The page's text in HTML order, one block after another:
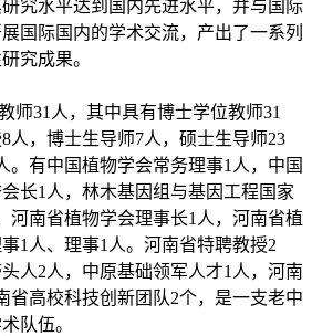
究水平达到国内先进水平，并与国际
国际国内的学术交流，产出了一系列
究成果。
31人，其中具有博士学位教师31
人，博士生导师7人，硕士生导师23
。有中国植物学会常务理事1人，中国
长1人，林木基因组与基因工程国家
河南省植物学会理事长1人，河南省植
1人、理事1人。河南省特聘教授2
人2人，中原基础领军人才1人，河南
省高校科技创新团队2个，是一支老中
队伍。